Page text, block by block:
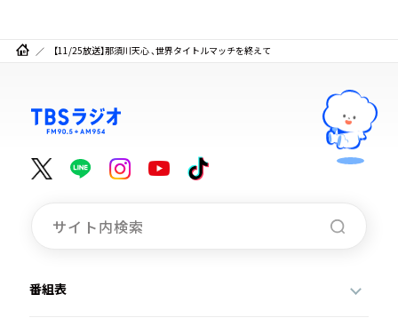
【11/25放送】那須川天心 、世界タイトルマッチを終えて
番組表